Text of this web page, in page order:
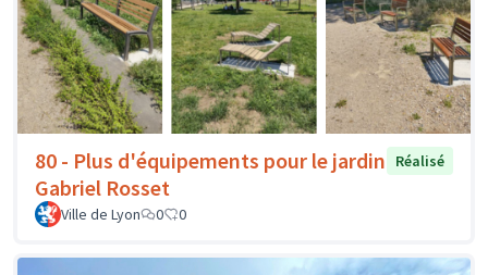
80 - Plus d'équipements pour le jardin
Gabriel Rosset
Réalisé
Ville de Lyon 0 0